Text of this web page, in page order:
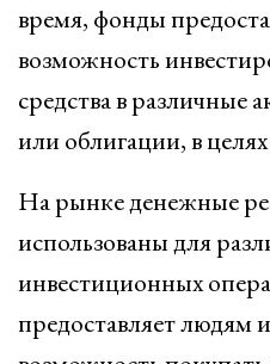
время, фонды
возможность
средства в различные
или облигации, в
На рынке денежные
использованы для
инвестиционных
предоставляет людям